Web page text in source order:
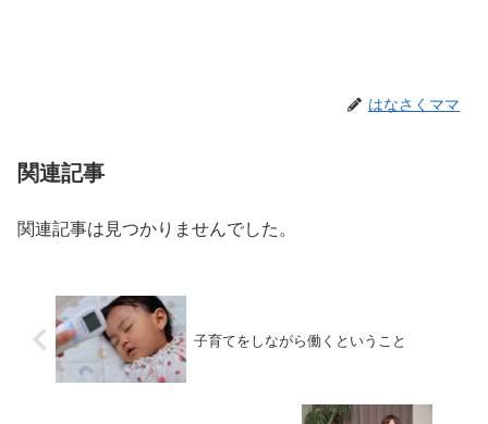
はなさくママ
関連記事
関連記事は見つかりませんでした。
子育てをしながら働くということ